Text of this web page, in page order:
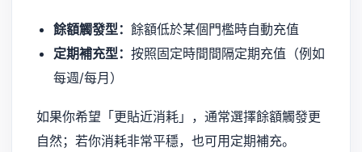
餘額觸發型： 餘額低於某個門檻時自動充值
定期補充型： 按照固定時間間隔定期充值（例如
每週/每月）
如果你希望「更貼近消耗」，通常選擇餘額觸發更
自然；若你消耗非常平穩，也可用定期補充。